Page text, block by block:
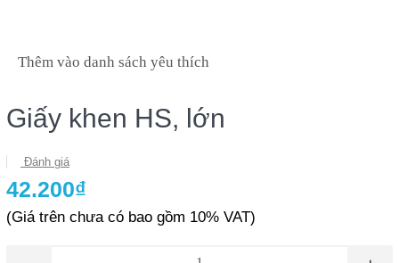
Thêm vào danh sách yêu thích
Giấy khen HS, lớn
Đánh giá
42.200₫
(Giá trên chưa có bao gồm 10% VAT)